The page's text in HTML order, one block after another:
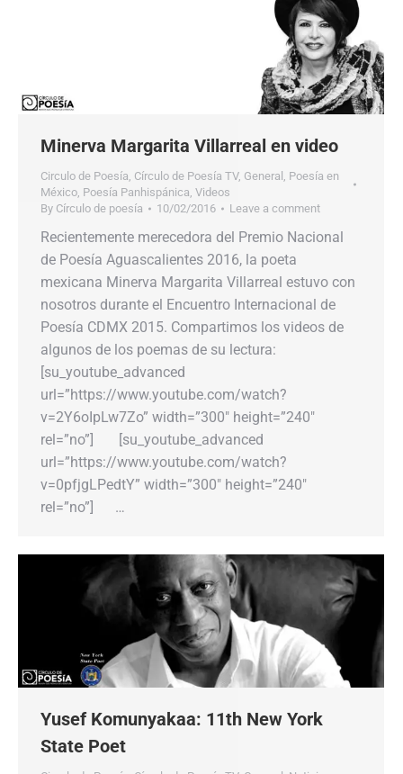
Minerva Margarita Villarreal en video
Circulo de Poesía, Círculo de Poesía TV, General , Poesía en
México, Poesía Panhispánica, Videos
By Círculo de poesía 10/02/2016 Leave a comment
Recientemente merecedora del Premio Nacional
de Poesía Aguascalientes 2016, la poeta
mexicana Minerva Margarita Villarreal estuvo con
nosotros durante el Encuentro Internacional de
Poesía CDMX 2015. Compartimos los videos de
algunos de los poemas de su lectura:
[su_youtube_advanced
url=”https://www.youtube.com/watch?
v=2Y6oIpLw7Zo” width=”300″ height=”240″
rel=”no”] [su_youtube_advanced
url=”https://www.youtube.com/watch?
v=0pfjgLPedtY” width=”300″ height=”240″
rel=”no”] …
Yusef Komunyakaa: 11th New York
State Poet